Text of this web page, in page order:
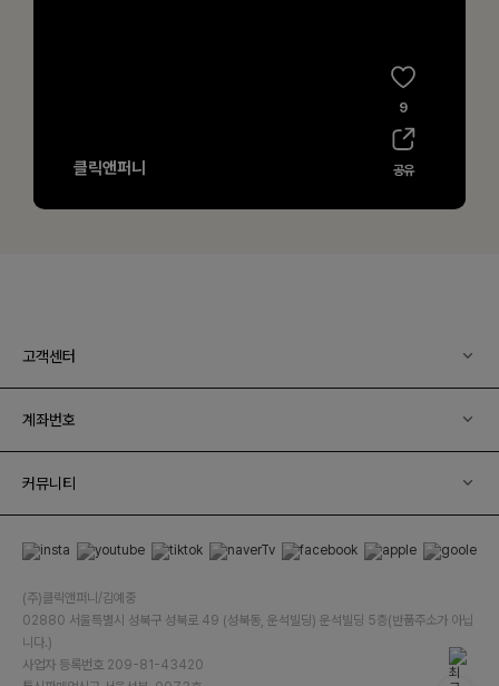
고객센터
계좌번호
커뮤니티
(주)클릭앤퍼니/김예중
02880 서울특별시 성북구 성북로 49 (성북동, 운석빌딩) 운석빌딩 5층(반품주소가 아닙
니다.)
사업자 등록번호 209-81-43420